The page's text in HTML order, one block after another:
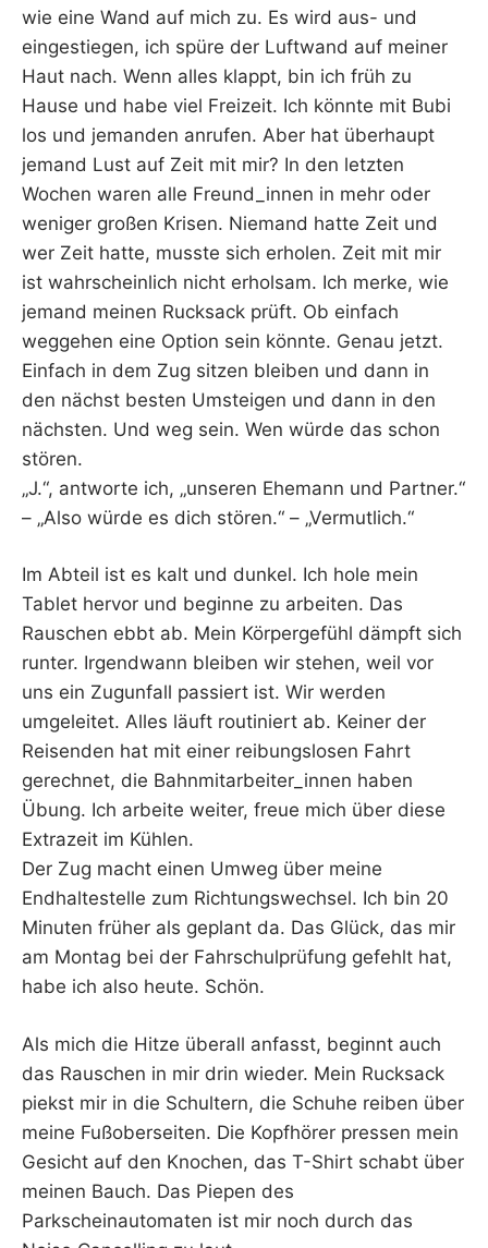
wie eine Wand auf mich zu. Es wird aus- und
eingestiegen, ich spüre der Luftwand auf meiner
Haut nach. Wenn alles klappt, bin ich früh zu
Hause und habe viel Freizeit. Ich könnte mit Bubi
los und jemanden anrufen. Aber hat überhaupt
jemand Lust auf Zeit mit mir? In den letzten
Wochen waren alle Freund_innen in mehr oder
weniger großen Krisen. Niemand hatte Zeit und
wer Zeit hatte, musste sich erholen. Zeit mit mir
ist wahrscheinlich nicht erholsam. Ich merke, wie
jemand meinen Rucksack prüft. Ob einfach
weggehen eine Option sein könnte. Genau jetzt.
Einfach in dem Zug sitzen bleiben und dann in
den nächst besten Umsteigen und dann in den
nächsten. Und weg sein. Wen würde das schon
stören.
„J.“, antworte ich, „unseren Ehemann und Partner.“
– „Also würde es dich stören.“ – „Vermutlich.“
Im Abteil ist es kalt und dunkel. Ich hole mein
Tablet hervor und beginne zu arbeiten. Das
Rauschen ebbt ab. Mein Körpergefühl dämpft sich
runter. Irgendwann bleiben wir stehen, weil vor
uns ein Zugunfall passiert ist. Wir werden
umgeleitet. Alles läuft routiniert ab. Keiner der
Reisenden hat mit einer reibungslosen Fahrt
gerechnet, die Bahnmitarbeiter_innen haben
Übung. Ich arbeite weiter, freue mich über diese
Extrazeit im Kühlen.
Der Zug macht einen Umweg über meine
Endhaltestelle zum Richtungswechsel. Ich bin 20
Minuten früher als geplant da. Das Glück, das mir
am Montag bei der Fahrschulprüfung gefehlt hat,
habe ich also heute. Schön.
Als mich die Hitze überall anfasst, beginnt auch
das Rauschen in mir drin wieder. Mein Rucksack
piekst mir in die Schultern, die Schuhe reiben über
meine Fußoberseiten. Die Kopfhörer pressen mein
Gesicht auf den Knochen, das T-Shirt schabt über
meinen Bauch. Das Piepen des
Parkscheinautomaten ist mir noch durch das